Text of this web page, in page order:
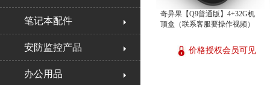
笔记本配件
安防监控产品
办公用品
奇异果【Q9普通版】4+32G机
顶盒（联系客服要操作视频）
价格授权会员可见